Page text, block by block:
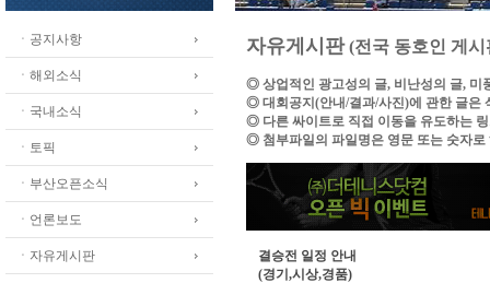
ㆍ공지사항
ㆍ해외소식
ㆍ국내소식
ㆍ토픽
ㆍ부산오픈소식
ㆍ언론보도
ㆍ자유게시판
자유게시판(전국 동호인 게시
◎ 상업적인 광고성의 글, 비난성의 글, 미
◎ 대회공지(안내/결과/사진)에 관한 글은
◎ 다른 싸이트로 직접 이동을 유도하는
◎ 첨부파일의 파일명은 영문 또는 숫자로
결승전 일정 안내
(경기,시상,경품)